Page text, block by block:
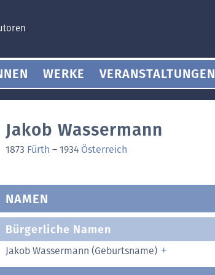
WERKE VERANSTALTUNGEN
Jakob Wassermann
1873 Fürth – 1934 Österreich
NAMEN
Bürgerliche Namen
Jakob Wassermann (Geburtsname)